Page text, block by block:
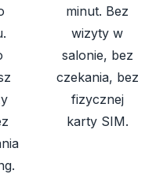
minut. Bez
wizyty w
salonie, bez
czekania, bez
fizycznej
karty SIM.